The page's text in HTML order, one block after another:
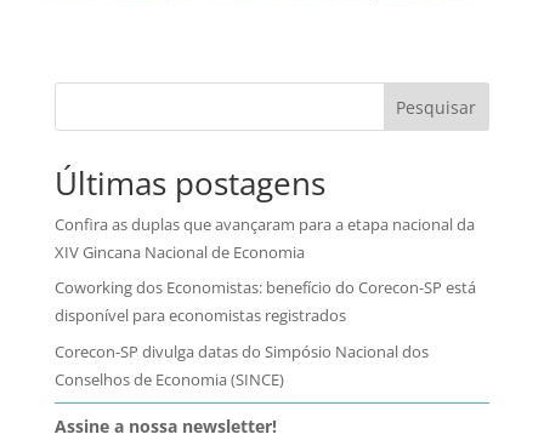
Pesquisar
Últimas postagens
Confira as duplas que avançaram para a etapa nacional da
XIV Gincana Nacional de Economia
Coworking dos Economistas: benefício do Corecon-SP está
disponível para economistas registrados
Corecon-SP divulga datas do Simpósio Nacional dos
Conselhos de Economia (SINCE)
Assine a nossa newsletter!